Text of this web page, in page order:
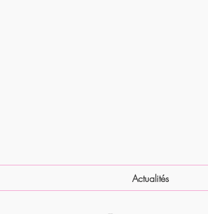
Actualités